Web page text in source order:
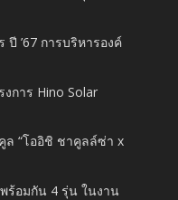
ปี ’67 การบริหารองค์
การ Hino Solar
ล “โออิชิ ชาคูลล์ซ่า x
ร้อมกัน 4 รุ่น ในงาน